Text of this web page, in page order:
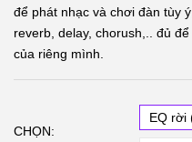
để phát nhạc và chơi đàn tùy
reverb, delay, chorush,.. đủ
của riêng mình.
CHỌN:
EQ rời